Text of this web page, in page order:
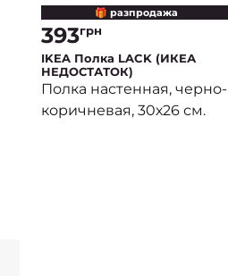
🎁 разпродажа
393грн
IKEA Полка LACK (ИКЕА
НЕДОСТАТОК)
Полка настенная, черно-
коричневая, 30х26 см.